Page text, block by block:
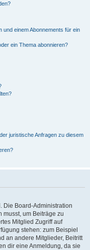
einem Abonnements für ein
ein Thema abonnieren?
juristische Anfragen zu diesem
Die Board-Administration
musst, um Beiträge zu
Mitglied Zugriff auf
stehen: zum Beispiel
an andere Mitglieder, Beitritt
dir eine Anmeldung, da sie